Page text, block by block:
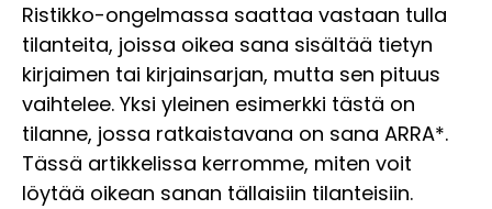
Ristikko-ongelmassa saattaa vastaan tulla
tilanteita, joissa oikea sana sisältää tietyn
kirjaimen tai kirjainsarjan, mutta sen pituus
vaihtelee. Yksi yleinen esimerkki tästä on
tilanne, jossa ratkaistavana on sana ARRA*.
Tässä artikkelissa kerromme, miten voit
löytää oikean sanan tällaisiin tilanteisiin.